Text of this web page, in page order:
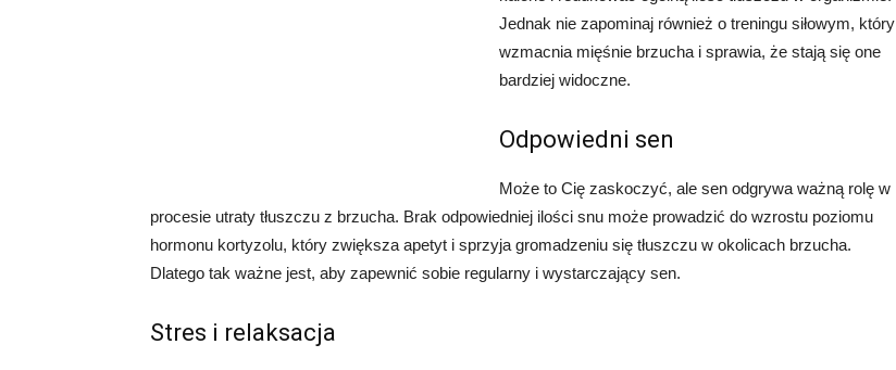
Jednak nie zapominaj również o treningu siłowym, który
wzmacnia mięśnie brzucha i sprawia, że stają się one
bardziej widoczne.
Odpowiedni sen
Może to Cię zaskoczyć, ale sen odgrywa ważną rolę w
procesie utraty tłuszczu z brzucha. Brak odpowiedniej ilości snu może prowadzić do wzrostu poziomu
hormonu kortyzolu, który zwiększa apetyt i sprzyja gromadzeniu się tłuszczu w okolicach brzucha.
Dlatego tak ważne jest, aby zapewnić sobie regularny i wystarczający sen.
Stres i relaksacja